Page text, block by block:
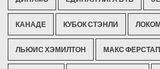
КАНАДЕ КУБОК СТЭНЛИ
ЛЬЮИС ХЭМИЛТОН МАКС